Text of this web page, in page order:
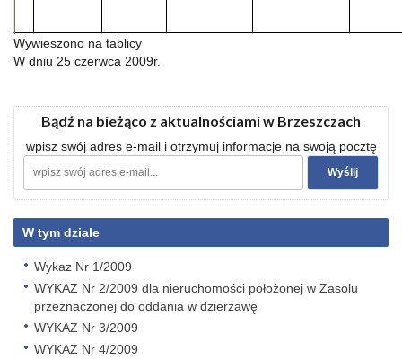
Wywieszono na tablicy
W dniu 25 czerwca 2009r.
Bądź na bieżąco z aktualnościami w Brzeszczach
wpisz swój adres e-mail i otrzymuj informacje na swoją pocztę
W tym dziale
Wykaz Nr 1/2009
WYKAZ Nr 2/2009 dla nieruchomości położonej w Zasolu
przeznaczonej do oddania w dzierżawę
WYKAZ Nr 3/2009
WYKAZ Nr 4/2009